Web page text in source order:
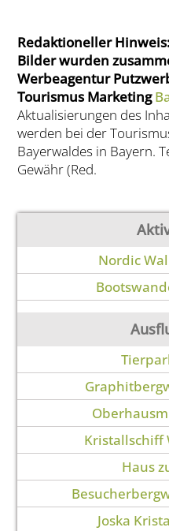
Redaktioneller
Bilder wurden
Werbeagentur
Tourismus Marketing
Aktualisierungen des
werden bei der
Bayerwaldes in Bayern.
Gewähr (Red.
Nordic
Kristallschiff
Haus
Joska